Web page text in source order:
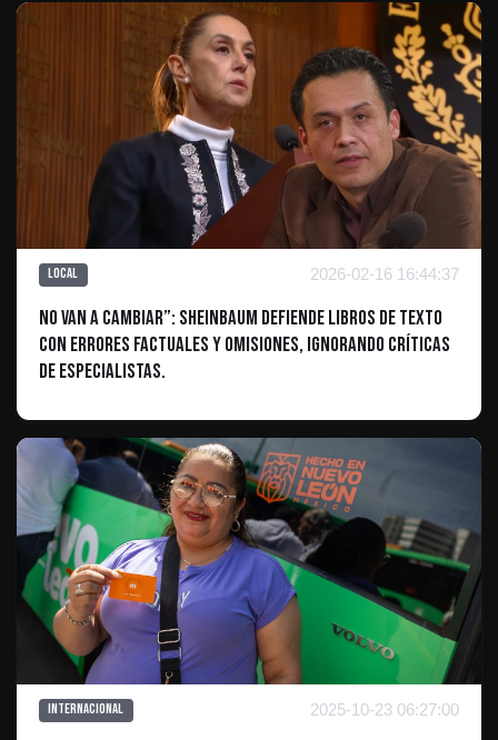
Local 2026-02-16 16:44:37
No van a cambiar”: Sheinbaum defiende libros de texto
con errores factuales y omisiones, ignorando críticas
de especialistas.
Internacional 2025-10-23 06:27:00